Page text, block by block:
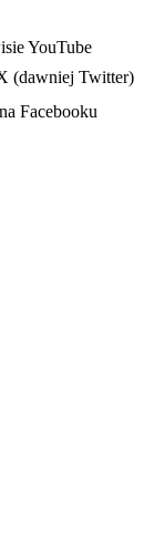
YouTube
(dawniej Twitter)
Facebooku